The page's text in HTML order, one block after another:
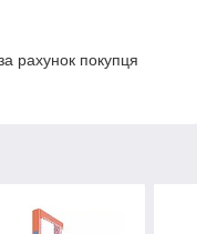
рахунок покупця